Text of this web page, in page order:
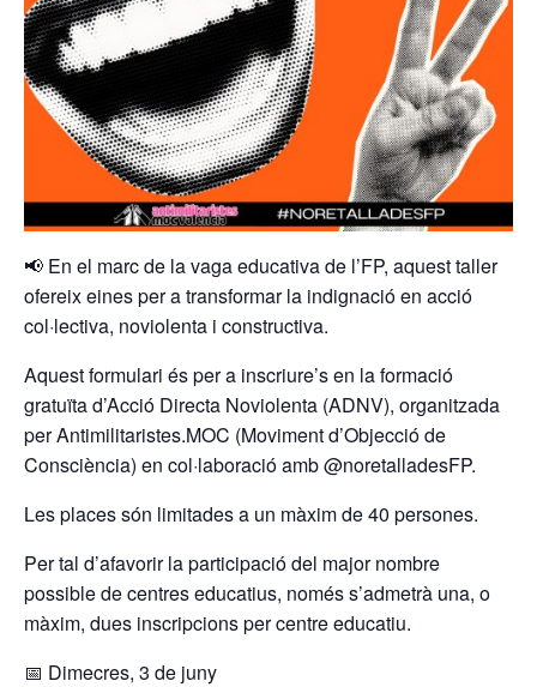
📢 En el marc de la vaga educativa de l’FP, aquest taller
ofereix eines per a transformar la indignació en acció
col·lectiva, noviolenta i constructiva.
Aquest formulari és per a inscriure’s en la formació
gratuïta d’Acció Directa Noviolenta (ADNV), organitzada
per Antimilitaristes.MOC (Moviment d’Objecció de
Consciència) en col·laboració amb @noretalladesFP.
Les places són limitades a un màxim de 40 persones.
Per tal d’afavorir la participació del major nombre
possible de centres educatius, només s’admetrà una, o
màxim, dues inscripcions per centre educatiu.
📅 Dimecres, 3 de juny